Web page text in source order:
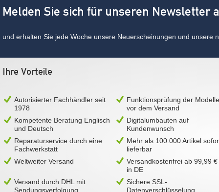
Melden Sie sich für unseren Newsletter
und erhalten Sie jede Woche unsere Neuerscheinungen und unsere
Ihre Vorteile
Autorisierter Fachhändler seit
1978
Funktionsprüfung der Modelle
vor dem Versand
Kompetente Beratung Englisch
und Deutsch
Digitalumbauten auf
Kundenwunsch
Reparaturservice durch eine
Fachwerkstatt
Mehr als 100.000 Artikel
lieferbar
Weltweiter Versand
Versandkostenfrei ab 99,99 €
in DE
Versand durch DHL mit
Sendungsverfolgung
Sichere SSL-
Datenverschlüsselung